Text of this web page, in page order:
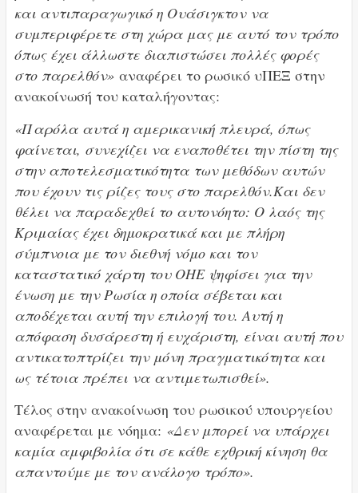
και αντιπαραγωγικό η Ουάσιγκτον να
συμπεριφέρετε στη χώρα μας με αυτό τον τρόπο
όπως έχει άλλωστε διαπιστώσει πολλές φορές
στο παρελθόν»αναφέρει το ρωσικό υΠΕΞ στην
ανακοίνωσή του καταλήγοντας:
«Παρόλα αυτά η αμερικανική πλευρά, όπως
φαίνεται, συνεχίζει να εναποθέτει την πίστη της
στην αποτελεσματικότητα των μεθόδων αυτών
που έχουν τις ρίζες τους στο παρελθόν.Και δεν
θέλει να παραδεχθεί το αυτονόητο: Ο λαός της
Κριμαίας έχει δημοκρατικά και με πλήρη
σύμπνοια με τον διεθνή νόμο και τον
καταστατικό χάρτη του ΟΗΕ ψηφίσει για την
ένωση με την Ρωσία η οποία σέβεται και
αποδέχεται αυτή την επιλογή του. Αυτή η
απόφαση δυσάρεστη ή ευχάριστη, είναι αυτή που
αντικατοπτρίζει την μόνη πραγματικότητα και
ως τέτοια πρέπει να αντιμετωπισθεί».
Τέλος στην ανακοίνωση του ρωσικού υπουργείου
αναφέρεται με νόημα: «Δεν μπορεί να υπάρχει
καμία αμφιβολία ότι σε κάθε εχθρική κίνηση θα
απαντούμε με τον ανάλογο τρόπο».